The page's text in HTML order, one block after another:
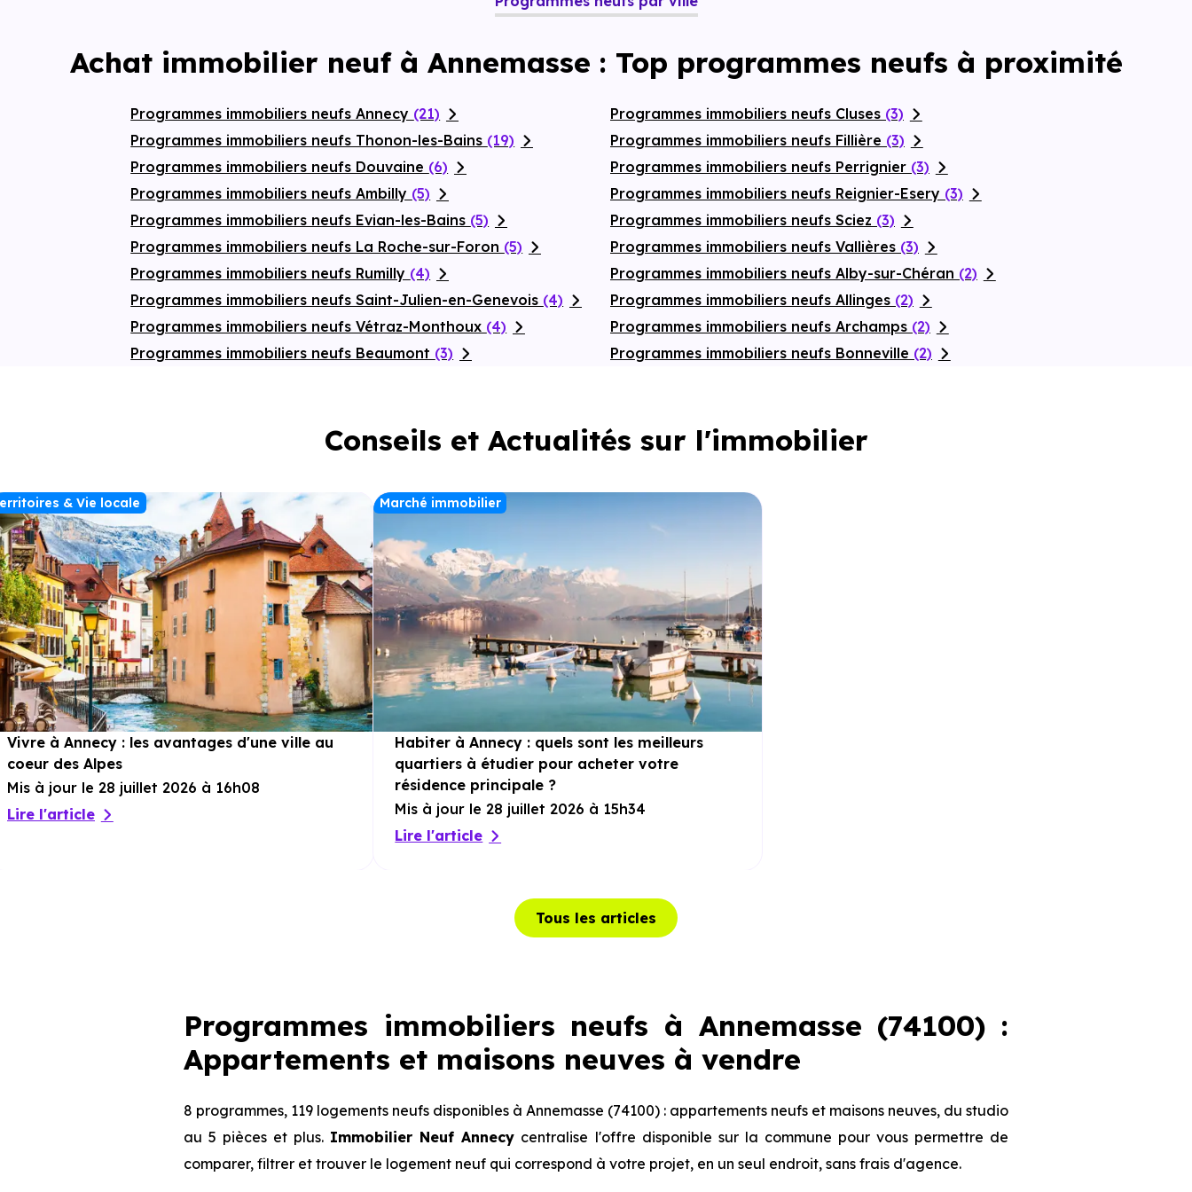
façades lumineuses, harmonieusement
intégrées dans leur environnement. En rez-
apporte une touche de verdure et de
sérénité, véritable respiration au quotidien.
des celliers, garantissant confort, sécurité
et facilité de rangement pour tous les
résidents.
Achat immobilier neuf à Annemasse : Top programmes neufs à proximité
Programmes immobiliers neufs Annecy (21)
Programmes immobiliers neufs Thonon-les-Bains (19)
Programmes immobiliers neufs Douvaine (6)
Programmes immobiliers neufs Ambilly (5)
Programmes immobiliers neufs Evian-les-Bains (5)
Programmes immobiliers neufs La Roche-sur-Foron (5)
Programmes immobiliers neufs Rumilly (4)
Programmes immobiliers neufs Saint-Julien-en-Genevois (4)
Programmes immobiliers neufs Vétraz-Monthoux (4)
Programmes immobiliers neufs Beaumont (3)
Programmes immobiliers neufs Cluses (3)
Programmes immobiliers neufs Fillière (3)
Programmes immobiliers neufs Perrignier (3)
Programmes immobiliers neufs Reignier-Esery (3)
Programmes immobiliers neufs Sciez (3)
Programmes immobiliers neufs Vallières (3)
Programmes immobiliers neufs Alby-sur-Chéran (2)
Programmes immobiliers neufs Allinges (2)
Programmes immobiliers neufs Archamps (2)
Programmes immobiliers neufs Bonneville (2)
Conseils et Actualités sur l'immobilier
& Vie locale
Vivre à Annecy : les avantages d'une ville au
coeur des Alpes
Mis à jour le 28 juillet 2026 à 16h08
Lire l'article
Marché immobilier
Habiter à Annecy : quels sont les meilleurs
quartiers à étudier pour acheter votre
résidence principale ?
Mis à jour le 28 juillet 2026 à 15h34
Lire l'article
Tous les articles
Programmes immobiliers neufs à Annemasse (74100) :
Appartements et maisons neuves à vendre
8 programmes, 119 logements neufs disponibles à Annemasse (74100) : appartements neufs et maisons neuves, du studio
au 5 pièces et plus. Immobilier Neuf Annecy centralise l'offre disponible sur la commune pour vous permettre de
comparer, filtrer et trouver le logement neuf qui correspond à votre projet, en un seul endroit, sans frais d'agence.